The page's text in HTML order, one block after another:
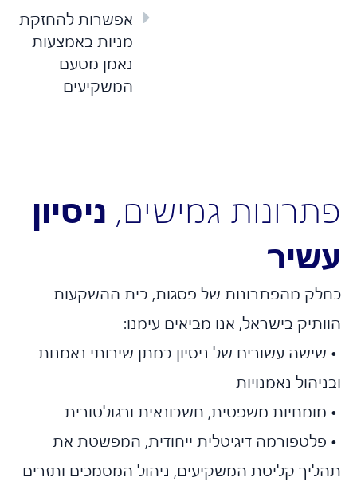
אפשרות להחזקת
מניות באמצעות
נאמן מטעם
המשקיעים
גמישים,ניסיון
מהפתרונות של פסגות, בית ההשקעות
בישראל, אנו מביאים עימנו:
עשורים של ניסיון במתן שירותי נאמנות
נאמנויות
משפטית, חשבונאית ורגולטורית
דיגיטלית ייחודית, המפשטת את
קליטת המשקיעים, ניהול המסמכים ותזרים